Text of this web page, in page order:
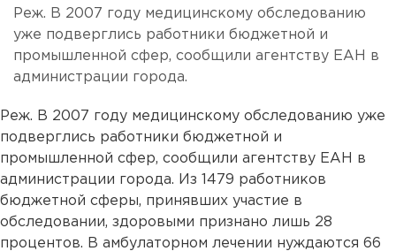
Реж. В 2007 году медицинскому обследованию
уже подверглись работники бюджетной и
промышленной сфер, сообщили агентству ЕАН в
администрации города.
Реж. В 2007 году медицинскому обследованию уже
подверглись работники бюджетной и
промышленной сфер, сообщили агентству ЕАН в
администрации города. Из 1479 работников
бюджетной сферы, принявших участие в
обследовании, здоровыми признано лишь 28
процентов. В амбулаторном лечении нуждаются 66